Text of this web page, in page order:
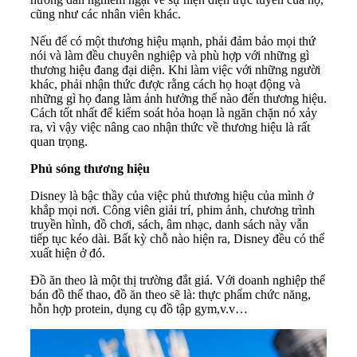
cũng như các nhân viên khác.
Nếu để có một thương hiệu mạnh, phải đảm bảo mọi thứ
nói và làm đều chuyên nghiệp và phù hợp với những gì
thương hiệu đang đại diện. Khi làm việc với những người
khác, phải nhận thức được rằng cách họ hoạt động và
những gì họ đang làm ảnh hưởng thế nào đến thương hiệu.
Cách tốt nhất để kiểm soát hỏa hoạn là ngăn chặn nó xảy
ra, vì vậy việc nâng cao nhận thức về thương hiệu là rất
quan trọng.
Phủ sóng thương hiệu
Disney là bậc thầy của việc phủ thương hiệu của mình ở
khắp mọi nơi. Công viên giải trí, phim ảnh, chương trình
truyền hình, đồ chơi, sách, âm nhạc, danh sách này vẫn
tiếp tục kéo dài. Bất kỳ chỗ nào hiện ra, Disney đều có thể
xuất hiện ở đó.
Đồ ăn theo là một thị trường đắt giá. Với doanh nghiệp thể
bán đồ thể thao, đồ ăn theo sẽ là: thực phẩm chức năng,
hỗn hợp protein, dụng cụ đồ tập gym,v.v…